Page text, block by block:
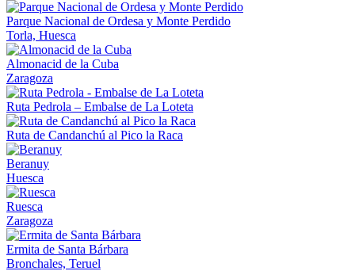
Parque Nacional de Ordesa y Monte Perdido
Torla, Huesca
Almonacid de la Cuba
Zaragoza
Ruta Pedrola – Embalse de La Loteta
Ruta de Candanchú al Pico la Raca
Beranuy
Huesca
Ruesca
Zaragoza
Ermita de Santa Bárbara
Bronchales, Teruel